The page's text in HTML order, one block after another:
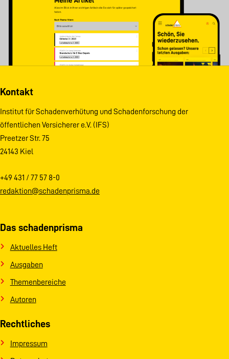
Kontakt
Institut für Schadenverhütung und Schadenforschung der
öffentlichen Versicherer e.V. (IFS)
Preetzer Str. 75
24143 Kiel
+49 431 / 77 57 8-0
redaktion@schadenprisma.de
Das schadenprisma
Aktuelles Heft
Ausgaben
Themenbereiche
Autoren
Rechtliches
Impressum